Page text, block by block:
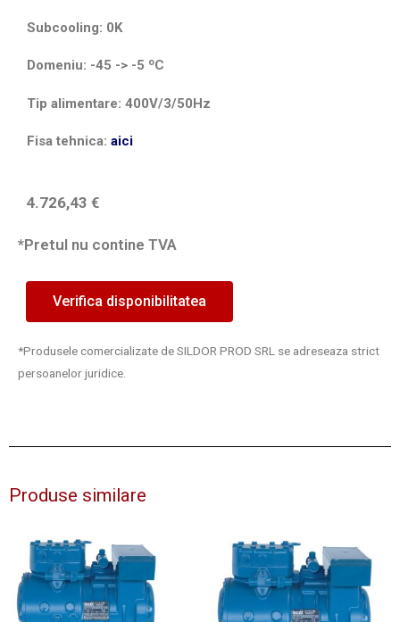
Subcooling: 0K
Domeniu: -45 -> -5 oC
Tip alimentare: 400V/3/50Hz
Fisa tehnica: aici
4.726,43 €
*Pretul nu contine TVA
Verifica disponibilitatea
*Produsele comercializate de SILDOR PROD SRL se adreseaza strict
persoanelor juridice.
Produse similare